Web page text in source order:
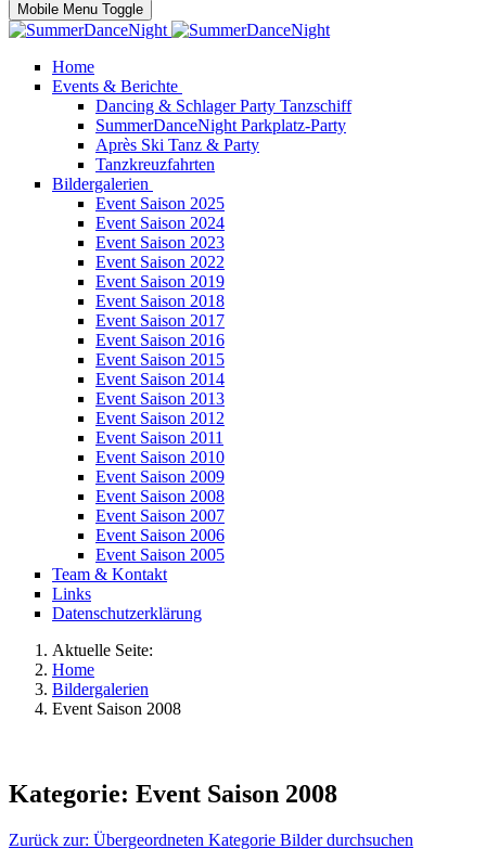
Mobile Menu Toggle
Home
Events & Berichte
Dancing & Schlager Party Tanzschiff
SummerDanceNight Parkplatz-Party
Après Ski Tanz & Party
Tanzkreuzfahrten
Bildergalerien
Event Saison 2025
Event Saison 2024
Event Saison 2023
Event Saison 2022
Event Saison 2019
Event Saison 2018
Event Saison 2017
Event Saison 2016
Event Saison 2015
Event Saison 2014
Event Saison 2013
Event Saison 2012
Event Saison 2011
Event Saison 2010
Event Saison 2009
Event Saison 2008
Event Saison 2007
Event Saison 2006
Event Saison 2005
Team & Kontakt
Links
Datenschutzerklärung
Aktuelle Seite:
Home
Bildergalerien
Event Saison 2008
Kategorie: Event Saison 2008
Zurück zur: Übergeordneten Kategorie Bilder durchsuchen